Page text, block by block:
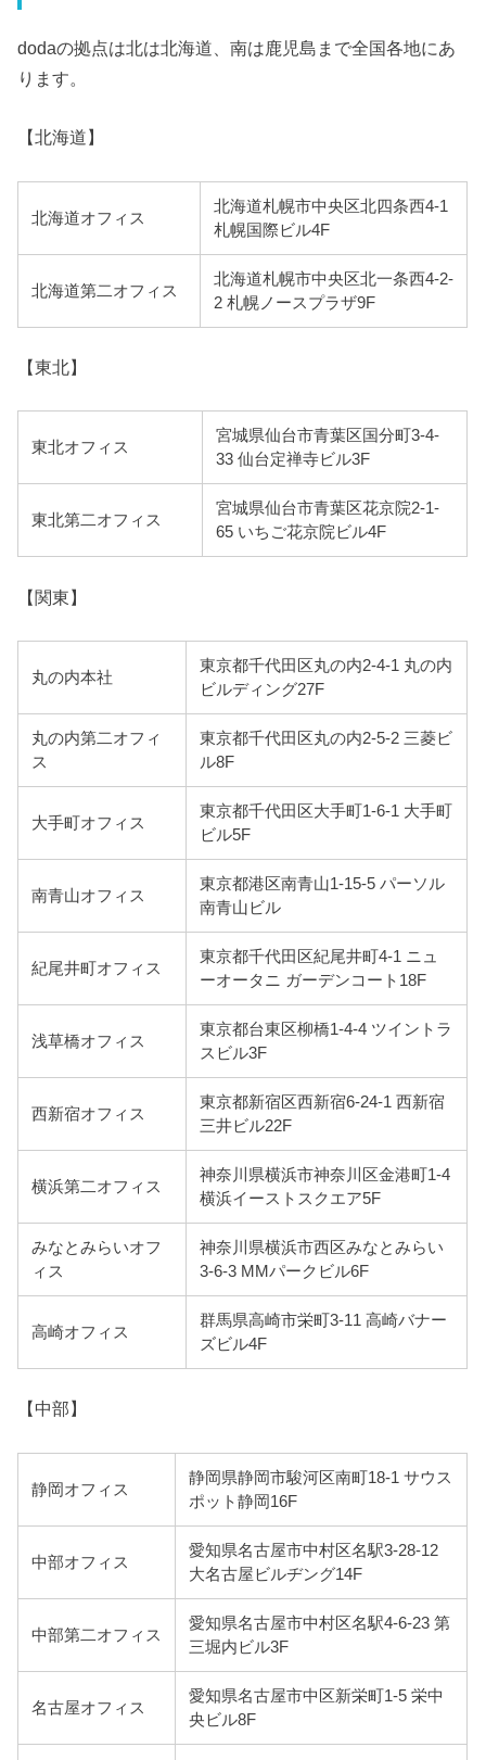
dodaの拠点は北は北海道、南は鹿児島まで全国各地にあ
ります。
【北海道】
北海道オフィス
北海道札幌市中央区北四条西4-1
札幌国際ビル4F
北海道第二オフィス
北海道札幌市中央区北一条西4-2-
2 札幌ノースプラザ9F
【東北】
東北オフィス
宮城県仙台市青葉区国分町3-4-
33 仙台定禅寺ビル3F
東北第二オフィス
宮城県仙台市青葉区花京院2-1-
65 いちご花京院ビル4F
【関東】
丸の内本社
東京都千代田区丸の内2-4-1 丸の内
ビルディング27F
丸の内第二オフィ
ス
東京都千代田区丸の内2-5-2 三菱ビ
ル8F
大手町オフィス
東京都千代田区大手町1-6-1 大手町
ビル5F
南青山オフィス
東京都港区南青山1-15-5 パーソル
南青山ビル
紀尾井町オフィス
東京都千代田区紀尾井町4-1 ニュ
ーオータニ ガーデンコート18F
浅草橋オフィス
東京都台東区柳橋1-4-4 ツイントラ
スビル3F
西新宿オフィス
東京都新宿区西新宿6-24-1 西新宿
三井ビル22F
横浜第二オフィス
神奈川県横浜市神奈川区金港町1-4
横浜イーストスクエア5F
みなとみらいオフ
ィス
神奈川県横浜市西区みなとみらい
3-6-3 MMパークビル6F
高崎オフィス
群馬県高崎市栄町3-11 高崎バナー
ズビル4F
【中部】
静岡オフィス
静岡県静岡市駿河区南町18-1 サウス
ポット静岡16F
中部オフィス
愛知県名古屋市中村区名駅3-28-12
大名古屋ビルヂング14F
中部第二オフィス
愛知県名古屋市中村区名駅4-6-23 第
三堀内ビル3F
名古屋オフィス
愛知県名古屋市中区新栄町1-5 栄中
央ビル8F